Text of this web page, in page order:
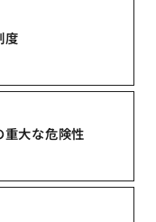
度
重大な危険性